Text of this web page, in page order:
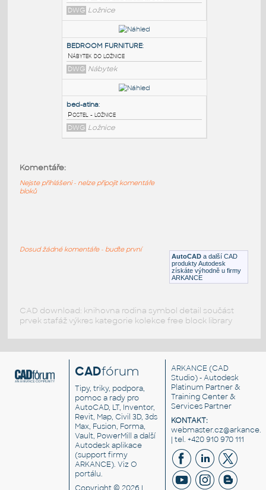
Darbo baldai
DWG Ložnice
bedroom dynamic blocks
Ložnice - extrémní dynamické bloky
DWG Ložnice
DWG Nábytek
DWG Ložnice
AutoCAD a další CAD
produkty Autodesk
získáte výhodně u firmy
ARKANCE
Komentáře:
Nejste přihlášeni - nelze připojit komentáře
bloků
Dosud žádné komentáře - buďte první
CAD download: knihovna rodina symbol detail součást
prvek stafáž výkres kategorie kolekce free block library
CADfórum
Tipy, triky, podpora,
pomoc a rady pro
AutoCAD, LT, Inventor,
Revit, Map, Civil 3D, 3ds
Max, Fusion, Forma,
Vault, PowerMill a další
Autodesk aplikace
(support firmy
ARKANCE). VizO
portálu.
ARKANCE (CAD
Studio) - Autodesk
Platinum Partner &
Training Center &
Services Partner
KONTAKT:
| tel. +420 910 970 111